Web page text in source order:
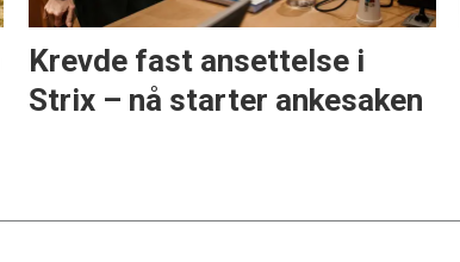
Krevde fast ansettelse i
Strix – nå starter ankesaken